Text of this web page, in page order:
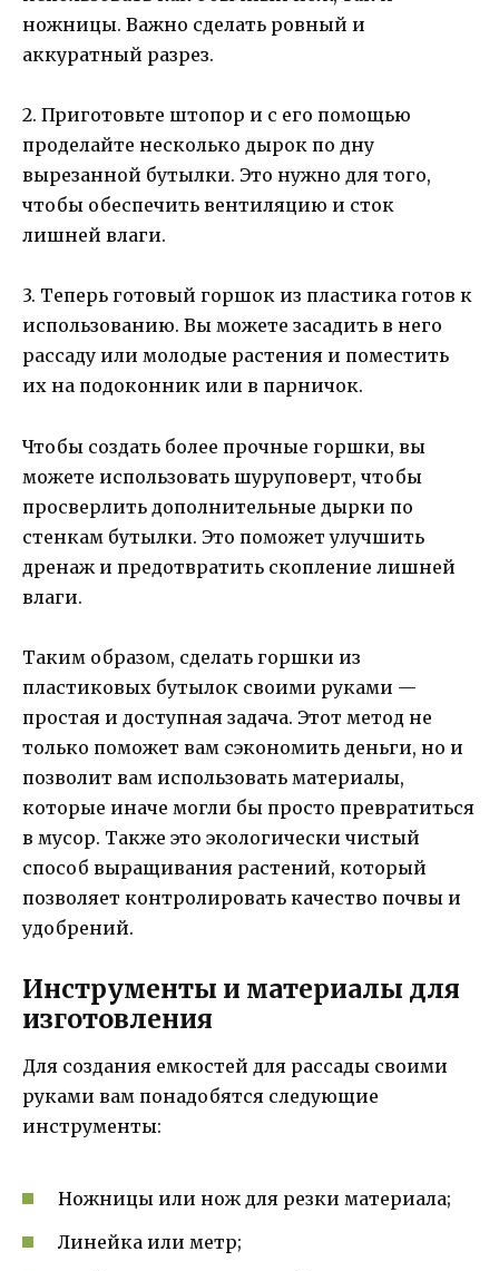
ножницы. Важно сделать ровный и
аккуратный разрез.
2. Приготовьте штопор и с его помощью
проделайте несколько дырок по дну
вырезанной бутылки. Это нужно для того,
чтобы обеспечить вентиляцию и сток
лишней влаги.
3. Теперь готовый горшок из пластика готов к
использованию. Вы можете засадить в него
рассаду или молодые растения и поместить
их на подоконник или в парничок.
Чтобы создать более прочные горшки, вы
можете использовать шуруповерт, чтобы
просверлить дополнительные дырки по
стенкам бутылки. Это поможет улучшить
дренаж и предотвратить скопление лишней
влаги.
Таким образом, сделать горшки из
пластиковых бутылок своими руками —
простая и доступная задача. Этот метод не
только поможет вам сэкономить деньги, но и
позволит вам использовать материалы,
которые иначе могли бы просто превратиться
в мусор. Также это экологически чистый
способ выращивания растений, который
позволяет контролировать качество почвы и
удобрений.
Инструменты и материалы для
изготовления
Для создания емкостей для рассады своими
руками вам понадобятся следующие
инструменты:
Ножницы или нож для резки материала;
Линейка или метр;